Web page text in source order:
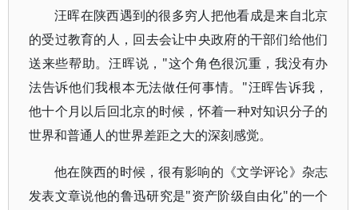
汪晖在陕西遇到的很多穷人把他看成是来自北京
的受过教育的人，回去会让中央政府的干部们给他们
送来些帮助。汪晖说，"这个角色很沉重，我没有办
法告诉他们我根本无法做任何事情。"汪晖告诉我，
他十个月以后回北京的时候，怀着一种对知识分子的
世界和普通人的世界差距之大的深刻感觉。
他在陕西的时候，很有影响的《文学评论》杂志
发表文章说他的鲁迅研究是"资产阶级自由化"的一个